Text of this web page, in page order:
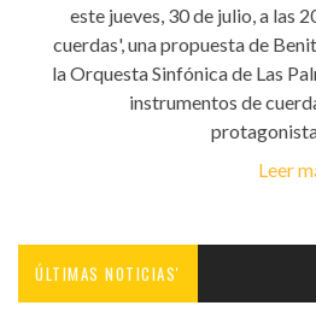
este jueves, 30 de julio, a las
cuerdas', una propuesta de
la Orquesta Sinfónica de Las
instrumentos de
Leer
ÚLTIMAS NOTICIAS'